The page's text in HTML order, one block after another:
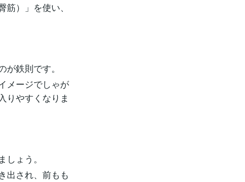
）」を使い、
鉄則です。
メージでしゃが
りやすくなりま
ょう。
出され、前もも